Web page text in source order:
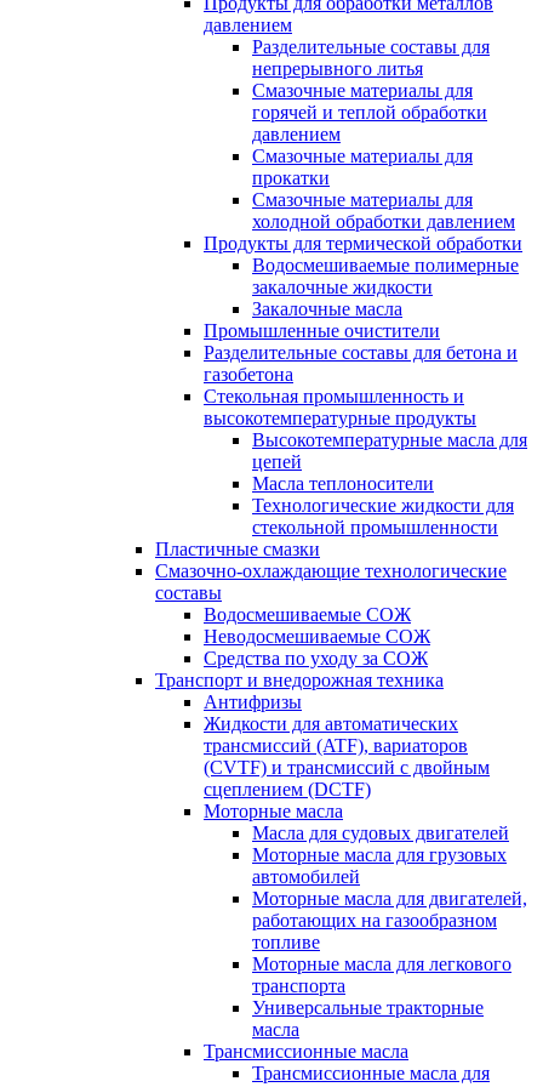
давлением
Разделительные составы для
непрерывного литья
Смазочные материалы для
горячей и теплой обработки
давлением
Смазочные материалы для
прокатки
Смазочные материалы для
холодной обработки давлением
Продукты для термической обработки
Водосмешиваемые полимерные
закалочные жидкости
Закалочные масла
Промышленные очистители
Разделительные составы для бетона и
газобетона
Стекольная промышленность и
высокотемпературные продукты
Высокотемпературные масла для
цепей
Масла теплоносители
Технологические жидкости для
стекольной промышленности
Пластичные смазки
Смазочно-охлаждающие технологические
составы
Водосмешиваемые СОЖ
Неводосмешиваемые СОЖ
Средства по уходу за СОЖ
Транспорт и внедорожная техника
Антифризы
Жидкости для автоматических
трансмиссий (ATF), вариаторов
(CVTF) и трансмиссий с двойным
сцеплением (DCTF)
Моторные масла
Масла для судовых двигателей
Моторные масла для грузовых
автомобилей
Моторные масла для двигателей,
работающих на газообразном
топливе
Моторные масла для легкового
транспорта
Универсальные тракторные
масла
Трансмиссионные масла
Трансмиссионные масла для